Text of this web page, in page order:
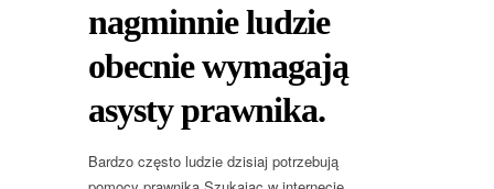
nagminnie ludzie
obecnie wymagają
asysty prawnika.
Bardzo często ludzie dzisiaj potrzebują